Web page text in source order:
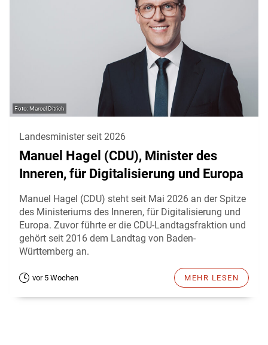
Marcel Ditrich
Landesminister seit 2026
Manuel Hagel (CDU), Minister des
Inneren, für Digitalisierung und Europa
Manuel Hagel (CDU) steht seit Mai 2026 an der Spitze
des Ministeriums des Inneren, für Digitalisierung und
Europa. Zuvor führte er die CDU-Landtagsfraktion und
gehört seit 2016 dem Landtag von Baden-
Württemberg an.
vor 5 Wochen MEHR LESEN